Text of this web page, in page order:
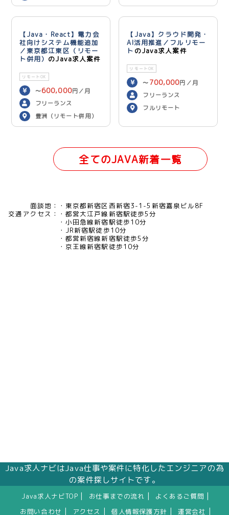
用）
【Java・React】電力会
社向けシステム機能追加
／東京都江東区（リモー
ト併用） のJava求人案件
リモートOK
〜600,000円／月
フリーランス
豊洲（リモート併用）
【Java】クラウド開発・
AI活用推進／フルリモー
ト のJava求人案件
リモートOK
〜 700,000円／月
フリーランス
フルリモート
全てのJAVA新着一覧
面談地：
東京都新宿区西新宿3-1-5新宿嘉泉ビル8F
交通アクセス：
都営大江戸線新宿駅徒歩5分
小田急線新宿駅徒歩10分
JR新宿駅徒歩10分
都営新宿線新宿駅徒歩5分
京王線新宿駅徒歩10分
Java求人ナビはJava仕事や案件に特化したエンジニアの為
の案件探しサイトです。
Java求人ナビTOP お仕事までの流れ よくあるご質問
お問い合わせ アクセス 個人情報保護方針 運営会社